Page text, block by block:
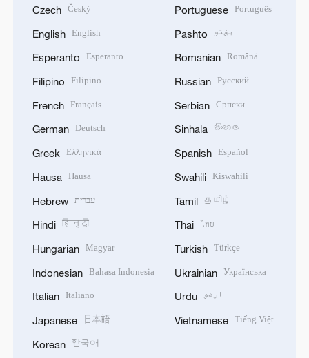
Czech Český
English English
Esperanto Esperanto
Filipino Filipino
French Français
German Deutsch
Greek Ελληνικά
Hausa Hausa
Hebrew עברית
Hindi हिन्दी
Hungarian Magyar
Indonesian Bahasa Indonesia
Italian Italiano
Japanese 日本語
Korean 한국어
Portuguese Português
Pashto پښتو
Romanian Română
Russian Русский
Serbian Српски
Sinhala සිංහල
Spanish Español
Swahili Kiswahili
Tamil தமிழ்
Thai ไทย
Turkish Türkçe
Ukrainian Українська
Urdu اردو
Vietnamese Tiếng Việt